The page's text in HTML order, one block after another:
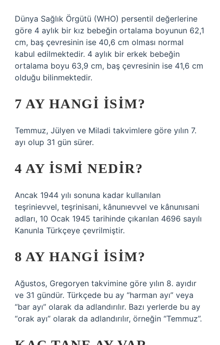
Dünya Sağlık Örgütü (WHO) persentil değerlerine
göre 4 aylık bir kız bebeğin ortalama boyunun 62,1
cm, baş çevresinin ise 40,6 cm olması normal
kabul edilmektedir. 4 aylık bir erkek bebeğin
ortalama boyu 63,9 cm, baş çevresinin ise 41,6 cm
olduğu bilinmektedir.
7 AY HANGI ISIM?
Temmuz, Jülyen ve Miladi takvimlere göre yılın 7.
ayı olup 31 gün sürer.
4 AY ISMI NEDIR?
Ancak 1944 yılı sonuna kadar kullanılan
teşrinievvel, teşrinisani, kânunıevvel ve kânunısani
adları, 10 Ocak 1945 tarihinde çıkarılan 4696 sayılı
Kanunla Türkçeye çevrilmiştir.
8 AY HANGI ISIM?
Ağustos, Gregoryen takvimine göre yılın 8. ayıdır
ve 31 gündür. Türkçede bu ay “harman ayı” veya
“bar ayı” olarak da adlandırılır. Bazı yerlerde bu ay
“orak ayı” olarak da adlandırılır, örneğin “Temmuz”.